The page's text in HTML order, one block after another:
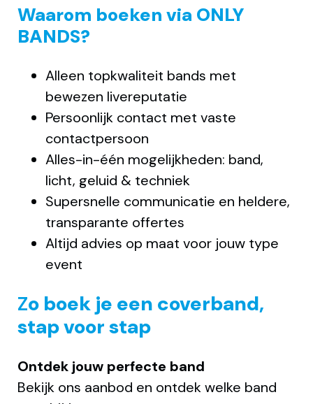
Waarom boeken via ONLY
BANDS?
Alleen topkwaliteit bands met
bewezen livereputatie
Persoonlijk contact met vaste
contactpersoon
Alles-in-één mogelijkheden: band,
licht, geluid & techniek
Supersnelle communicatie en heldere,
transparante offertes
Altijd advies op maat voor jouw type
event
Zo boek je een coverband,
stap voor stap
Ontdek jouw perfecte band
Bekijk ons aanbod en ontdek welke band